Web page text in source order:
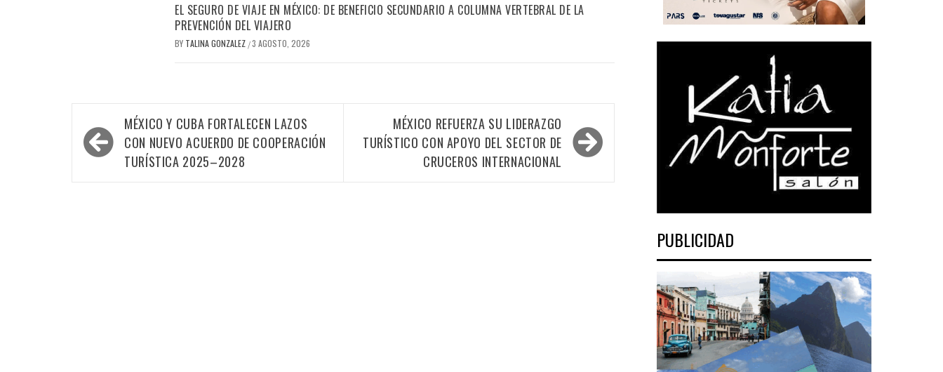
EL SEGURO DE VIAJE EN MÉXICO: DE BENEFICIO SECUNDARIO A COLUMNA VERTEBRAL DE LA
PREVENCIÓN DEL VIAJERO
BY TALINA GONZALEZ /3 AGOSTO, 2026
Navegación
de
entradas
MÉXICO Y CUBA FORTALECEN LAZOS
CON NUEVO ACUERDO DE COOPERACIÓN
TURÍSTICA 2025–2028
MÉXICO REFUERZA SU LIDERAZGO
TURÍSTICO CON APOYO DEL SECTOR DE
CRUCEROS INTERNACIONAL
PUBLICIDAD